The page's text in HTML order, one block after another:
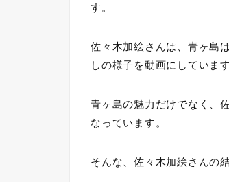
す。
佐々木加絵さんは、青ヶ島
しの様子を動画にしています
青ヶ島の魅力だけでなく、
なっています。
そんな、佐々木加絵さんの